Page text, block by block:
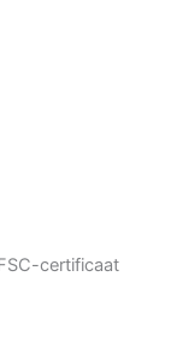
certificaat